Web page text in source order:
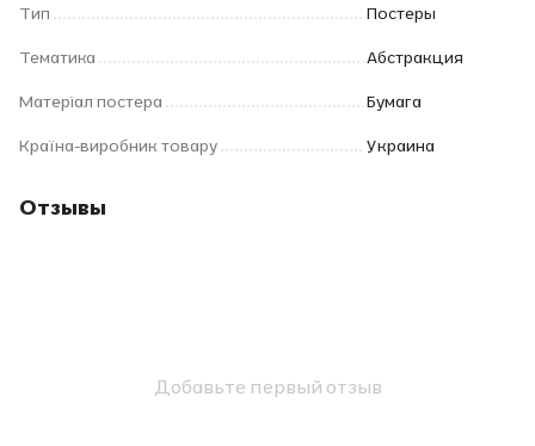
Тип Постеры
Тематика Абстракция
Матеріал постера Бумага
Країна-виробник товару Украина
Отзывы
Добавьте первый отзыв